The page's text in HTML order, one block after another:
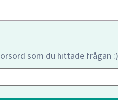
som du hittade frågan :)